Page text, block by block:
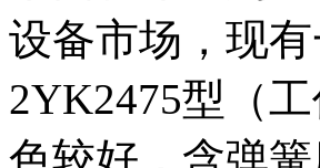
设备市场，现
2YK2475型（